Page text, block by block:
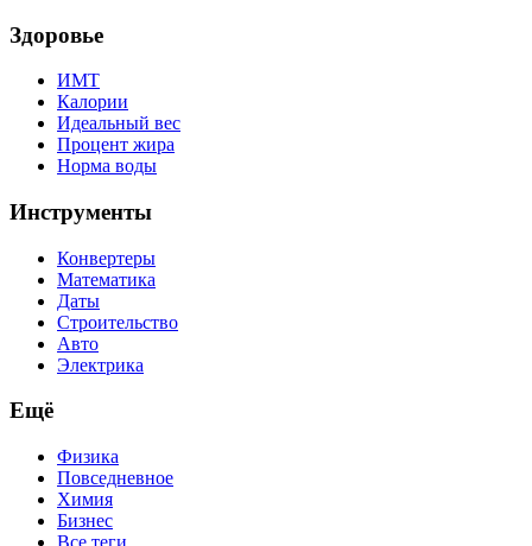
Здоровье
ИМТ
Калории
Идеальный вес
Процент жира
Норма воды
Инструменты
Конвертеры
Математика
Даты
Строительство
Авто
Электрика
Ещё
Физика
Повседневное
Химия
Бизнес